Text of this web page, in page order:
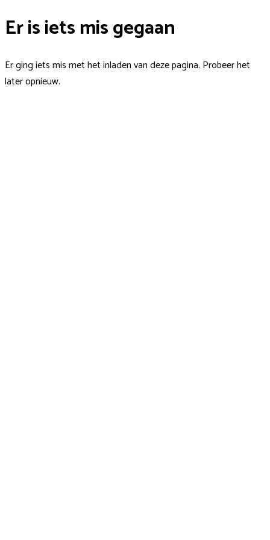
Er is iets mis gegaan
Er ging iets mis met het inladen van deze pagina. Probeer het
later opnieuw.